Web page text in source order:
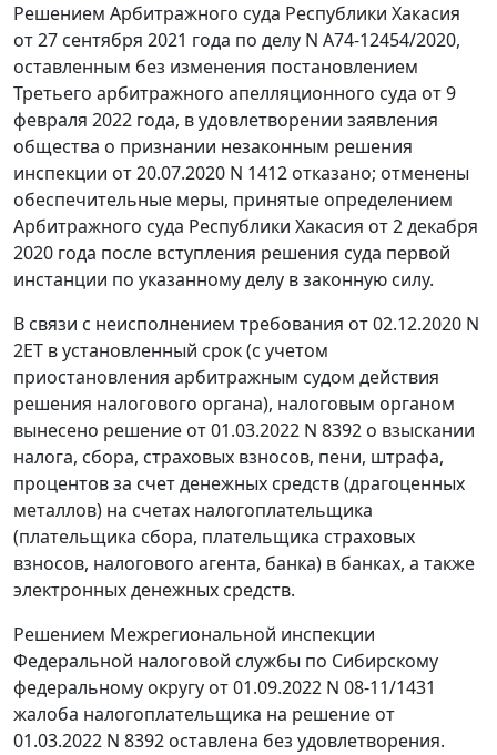
Решением Арбитражного суда Республики Хакасия
от 27 сентября 2021 года по делу N А74-12454/2020,
оставленным без изменения постановлением
Третьего арбитражного апелляционного суда от 9
февраля 2022 года, в удовлетворении заявления
общества о признании незаконным решения
инспекции от 20.07.2020 N 1412 отказано; отменены
обеспечительные меры, принятые определением
Арбитражного суда Республики Хакасия от 2 декабря
2020 года после вступления решения суда первой
инстанции по указанному делу в законную силу.
В связи с неисполнением требования от 02.12.2020 N
2ЕТ в установленный срок (с учетом
приостановления арбитражным судом действия
решения налогового органа), налоговым органом
вынесено решение от 01.03.2022 N 8392 о взыскании
налога, сбора, страховых взносов, пени, штрафа,
процентов за счет денежных средств (драгоценных
металлов) на счетах налогоплательщика
(плательщика сбора, плательщика страховых
взносов, налогового агента, банка) в банках, а также
электронных денежных средств.
Решением Межрегиональной инспекции
Федеральной налоговой службы по Сибирскому
федеральному округу от 01.09.2022 N 08-11/1431
жалоба налогоплательщика на решение от
01.03.2022 N 8392 оставлена без удовлетворения.